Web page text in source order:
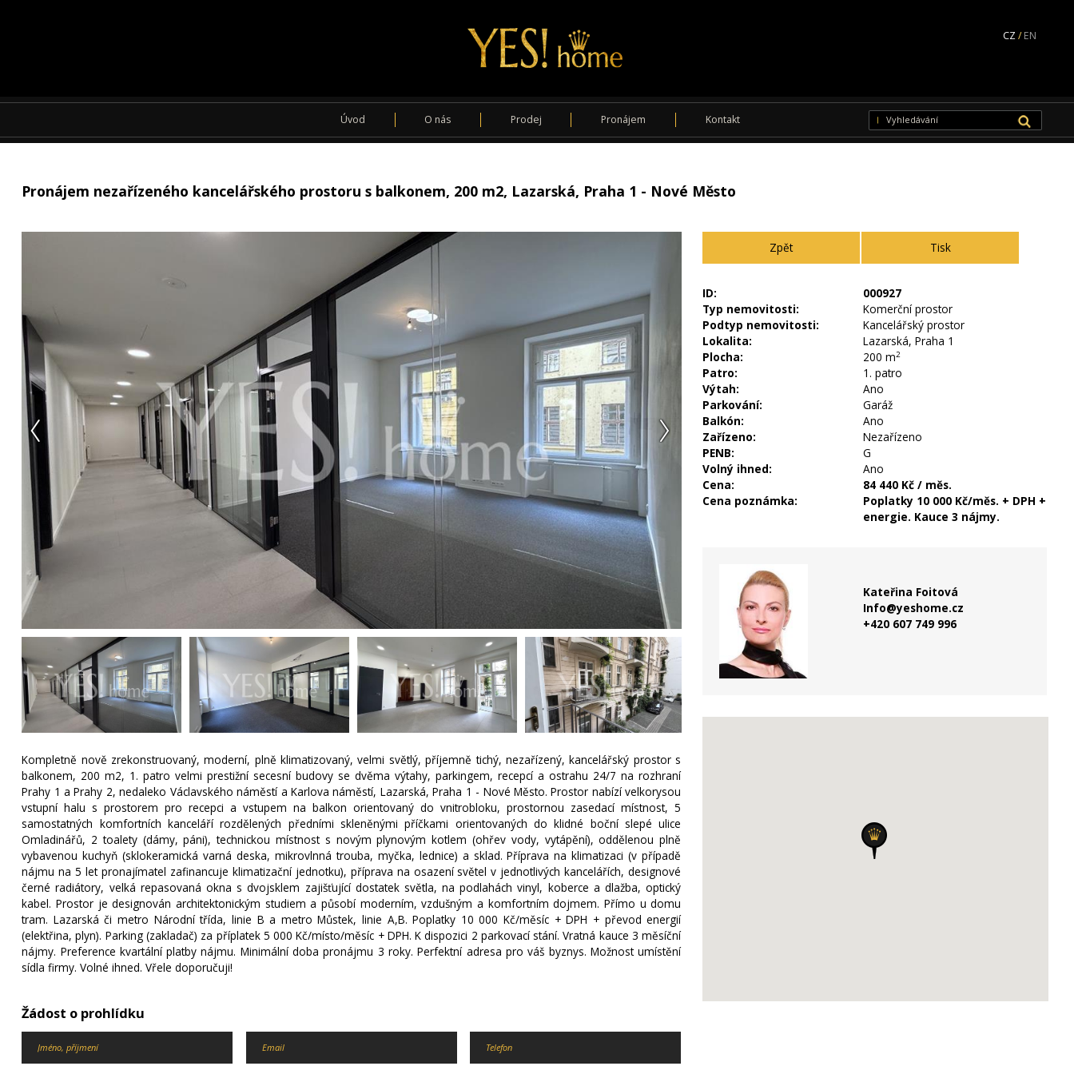
CZ/EN
Úvod O nás Prodej Pronájem Kontakt
Pronájem nezařízeného kancelářského prostoru s balkonem, 200 m2, Lazarská, Praha 1 - Nové Město
zpět Tisk
ID:
000927
Typ nemovitosti:
Komerční prostor
Podtyp nemovitosti:
Kancelářský prostor
Lokalita:
Lazarská, Praha 1
Plocha:
200 m2
Patro:
1. patro
Výtah:
Ano
Parkování:
Garáž
Balkón:
Ano
Zařízeno:
Nezařízeno
PENB:
G
Volný ihned:
Ano
Cena:
84 440 Kč / měs.
Cena poznámka:
Poplatky 10 000 Kč/měs. + DPH +
energie. Kauce 3 nájmy.
Kateřina Foitová
Info@yeshome.cz
+420 607 749 996
Kompletně nově zrekonstruovaný, moderní, plně klimatizovaný, velmi světlý, příjemně tichý, nezařízený, kancelářský prostor s
balkonem, 200 m2, 1. patro velmi prestižní secesní budovy se dvěma výtahy, parkingem, recepcí a ostrahu 24/7 na rozhraní
Prahy 1 a Prahy 2, nedaleko Václavského náměstí a Karlova náměstí, Lazarská, Praha 1 - Nové Město. Prostor nabízí velkorysou
vstupní halu s prostorem pro recepci a vstupem na balkon orientovaný do vnitrobloku, prostornou zasedací místnost, 5
samostatných komfortních kanceláří rozdělených předními skleněnými příčkami orientovaných do klidné boční slepé ulice
Omladinářů, 2 toalety (dámy, páni), technickou místnost s novým plynovým kotlem (ohřev vody, vytápění), oddělenou plně
vybavenou kuchyň (sklokeramická varná deska, mikrovlnná trouba, myčka, lednice) a sklad. Příprava na klimatizaci (v případě
nájmu na 5 let pronajímatel zafinancuje klimatizační jednotku), příprava na osazení světel v jednotlivých kancelářích, designové
černé radiátory, velká repasovaná okna s dvojsklem zajišťující dostatek světla, na podlahách vinyl, koberce a dlažba, optický
kabel. Prostor je designován architektonickým studiem a působí moderním, vzdušným a komfortním dojmem. Přímo u domu
tram. Lazarská či metro Národní třída, linie B a metro Můstek, linie A,B. Poplatky 10 000 Kč/měsíc + DPH + převod energií
(elektřina, plyn). Parking (zakladač) za příplatek 5 000 Kč/místo/měsíc + DPH. K dispozici 2 parkovací stání. Vratná kauce 3 měsíční
nájmy. Preference kvartální platby nájmu. Minimální doba pronájmu 3 roky. Perfektní adresa pro váš byznys. Možnost umístění
sídla firmy. Volné ihned. Vřele doporučuji!
Žádost o prohlídku